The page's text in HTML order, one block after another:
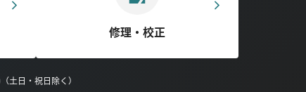
修理・校正
土日・祝日除く）